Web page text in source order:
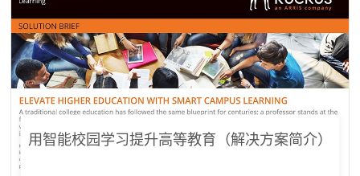
用智能校园学习提升高等教育（解决方案简介）